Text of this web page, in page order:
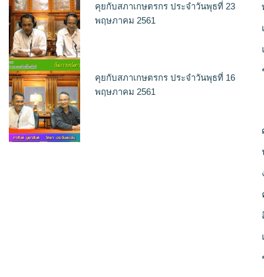
คุยกับสภาเกษตรกร ประจำวันพุธที่ 23
พฤษภาคม 2561
คุยกับสภาเกษตรกร ประจำวันพุธที่ 16
พฤษภาคม 2561